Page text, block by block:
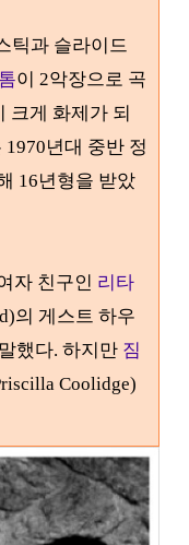
틱과 슬라이드
톰이 2악장으로 곡
크게 화제가 되
1970년대 중반 정
16년형을 받았
자 친구인 리타
의 게스트 하우
했다. 하지만 짐
Coolidge)